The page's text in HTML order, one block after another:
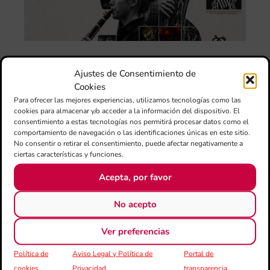
Ajustes de Consentimiento de
Cookies
Para ofrecer las mejores experiencias, utilizamos tecnologías como las
cookies para almacenar y/o acceder a la información del dispositivo. El
consentimiento a estas tecnologías nos permitirá procesar datos como el
comportamiento de navegación o las identificaciones únicas en este sitio.
No consentir o retirar el consentimiento, puede afectar negativamente a
ciertas características y funciones.
Acepta, por favor
No acepto
Ver preferencias
Política de
cookies
Aviso Legal y Política de
Privacidad
Portal de
transparencia